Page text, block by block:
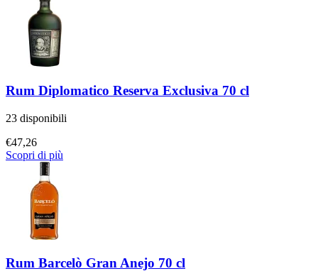
Rum Diplomatico Reserva Exclusiva 70 cl
23 disponibili
€47,26
Scopri di più
Rum Barcelò Gran Anejo 70 cl